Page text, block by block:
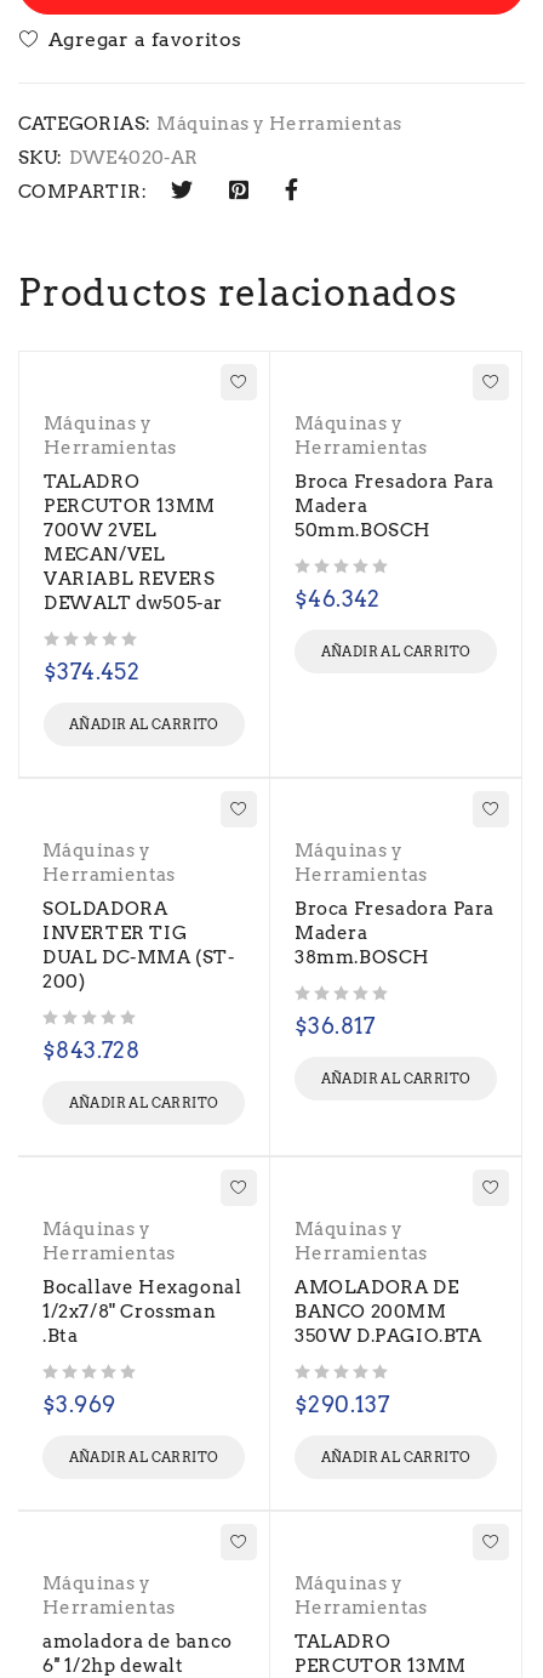
CATEGORIAS: Máquinas y Herramientas
SKU: DWE4020-AR
COMPARTIR:
Productos relacionados
Máquinas y
Herramientas
TALADRO
PERCUTOR 13MM
700W 2VEL
MECAN/VEL
VARIABL REVERS
DEWALT dw505-ar
$374.452
AÑADIR AL CARRITO
Máquinas y
Herramientas
Broca Fresadora Para
Madera
50mm.BOSCH
$46.342
AÑADIR AL CARRITO
Máquinas y
Herramientas
SOLDADORA
INVERTER TIG
DUAL DC-MMA (ST-
200)
$843.728
AÑADIR AL CARRITO
Máquinas y
Herramientas
Broca Fresadora Para
Madera
38mm.BOSCH
$36.817
AÑADIR AL CARRITO
Máquinas y
Herramientas
Bocallave Hexagonal
1/2x7/8" Crossman
.Bta
$3.969
AÑADIR AL CARRITO
Máquinas y
Herramientas
AMOLADORA DE
BANCO 200MM
350W D.PAGIO.BTA
$290.137
AÑADIR AL CARRITO
Máquinas y
Herramientas
amoladora de banco
6'' 1/2hp dewalt
Máquinas y
Herramientas
TALADRO
PERCUTOR 13MM